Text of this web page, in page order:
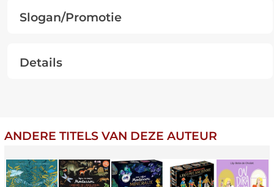
Slogan/Promotie
Details
ANDERE TITELS VAN DEZE AUTEUR